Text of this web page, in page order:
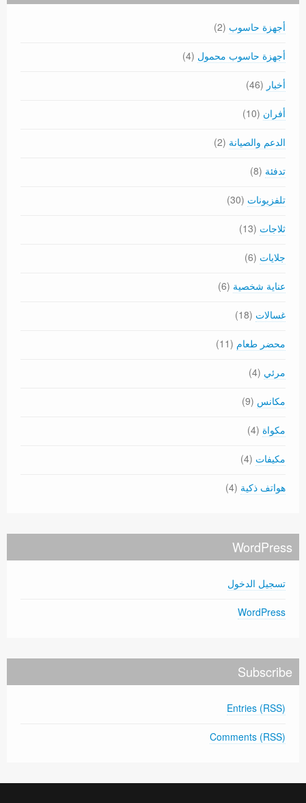
أجهزة حاسوب (2)
أجهزة حاسوب محمول (4)
أخبار (46)
أفران (10)
الدعم والصيانة (2)
تدفئة (8)
تلفزيونات (30)
ثلاجات (13)
جلايات (6)
عناية شخصية (6)
غسالات (18)
محضر طعام (11)
مرئي (4)
مكانس (9)
مكواة (4)
مكيفات (4)
هواتف ذكية (4)
WordPress
تسجيل الدخول
WordPress
Subscribe
Entries (RSS)
Comments (RSS)